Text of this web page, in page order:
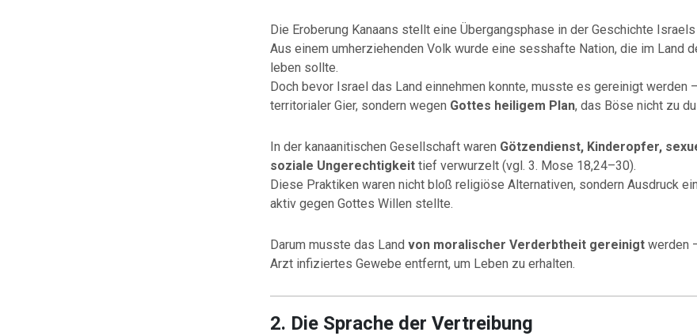
Die Eroberung Kanaans stellt eine Übergangsphase in der Geschichte Israels
Aus einem umherziehenden Volk wurde eine sesshafte Nation, die im Land
leben sollte.
Doch bevor Israel das Land einnehmen konnte, musste es gereinigt werden
territorialer Gier, sondern wegen Gottes heiligem Plan, das Böse nicht zu
In der kanaanitischen Gesellschaft waren Götzendienst, Kinderopfer,
soziale Ungerechtigkeittief verwurzelt (vgl. 3. Mose 18,24–30).
Diese Praktiken waren nicht bloß religiöse Alternativen, sondern Ausdruck
aktiv gegen Gottes Willen stellte.
Darum musste das Land von moralischer Verderbtheit gereinigtwerden
Arzt infiziertes Gewebe entfernt, um Leben zu erhalten.
2. Die Sprache der Vertreibung